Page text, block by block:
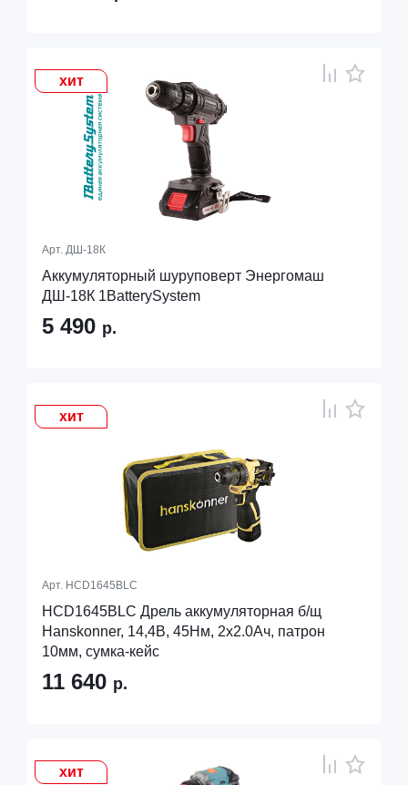
хит
Арт. ДШ-18К
Аккумуляторный шуруповерт Энергомаш
ДШ-18К 1BatterySystem
5 490 р.
хит
Арт. HCD1645BLC
HCD1645BLC Дрель аккумуляторная б/щ
Hanskonner, 14,4В, 45Нм, 2х2.0Ач, патрон
10мм, сумка-кейс
11 640 р.
хит